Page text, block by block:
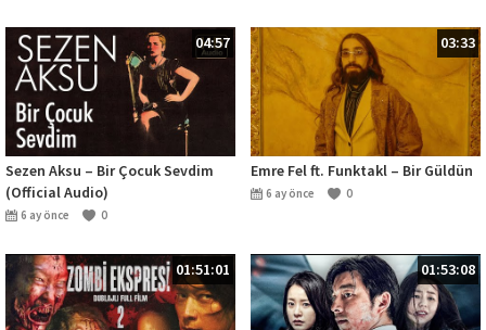
04:57
Sezen Aksu – Bir Çocuk Sevdim
(Official Audio)
6 ay önce 0
03:33
Emre Fel ft. Funktakl – Bir Güldün
6 ay önce 0
01:51:01 01:53:08